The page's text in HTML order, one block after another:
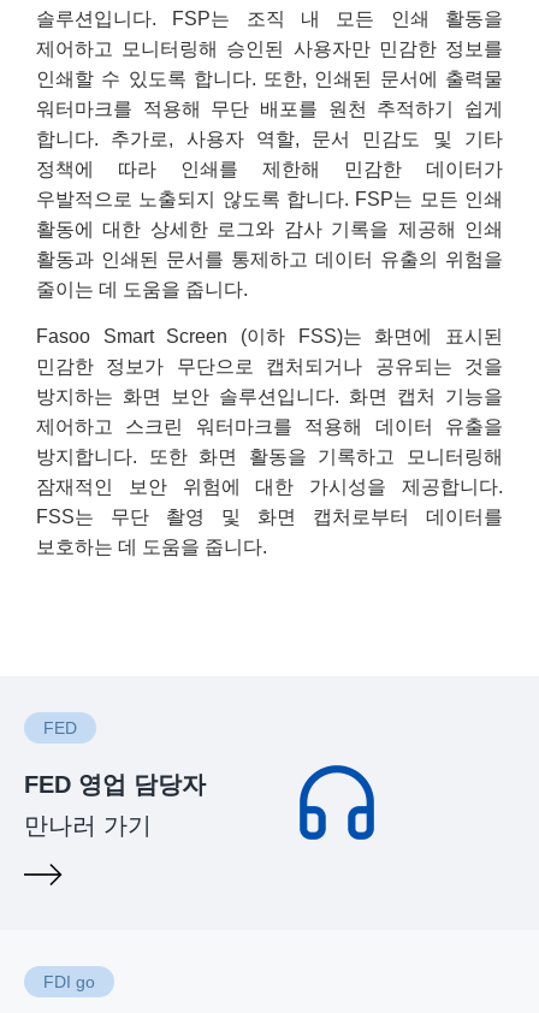
솔루션입니다. FSP는 조직 내 모든 인쇄 활동을
제어하고 모니터링해 승인된 사용자만 민감한 정보를
인쇄할 수 있도록 합니다. 또한, 인쇄된 문서에 출력물
워터마크를 적용해 무단 배포를 원천 추적하기 쉽게
합니다. 추가로, 사용자 역할, 문서 민감도 및 기타
정책에 따라 인쇄를 제한해 민감한 데이터가
우발적으로 노출되지 않도록 합니다. FSP는 모든 인쇄
활동에 대한 상세한 로그와 감사 기록을 제공해 인쇄
활동과 인쇄된 문서를 통제하고 데이터 유출의 위험을
줄이는 데 도움을 줍니다.
Fasoo Smart Screen (이하 FSS)는 화면에 표시된
민감한 정보가 무단으로 캡처되거나 공유되는 것을
방지하는 화면 보안 솔루션입니다. 화면 캡처 기능을
제어하고 스크린 워터마크를 적용해 데이터 유출을
방지합니다. 또한 화면 활동을 기록하고 모니터링해
잠재적인 보안 위험에 대한 가시성을 제공합니다.
FSS는 무단 촬영 및 화면 캡처로부터 데이터를
보호하는 데 도움을 줍니다.
FED
FED 영업 담당자
만나러 가기
FDI go